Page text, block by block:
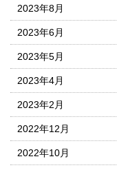
2023年8月
2023年6月
2023年5月
2023年4月
2023年2月
2022年12月
2022年10月